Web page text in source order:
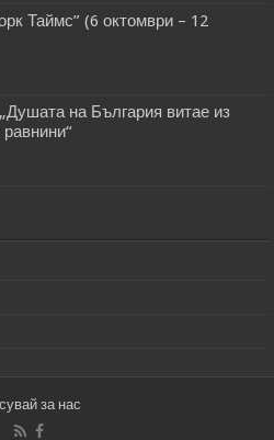
Таймс” (6 октомври – 12
на България витае из
за нас